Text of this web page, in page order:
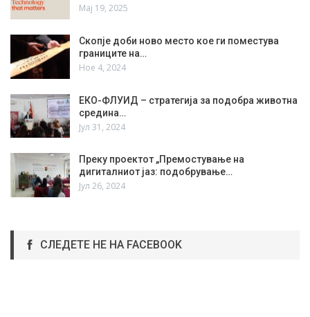
Мај 19, 2025
Скопје доби ново место кое ги поместува
границите на…
Ное 4, 2024
ЕКО-ФЛУИД – стратегија за подобра животна
средина…
Јул 31, 2024
Преку проектот „Премостување на
дигиталниот јаз: подобрување…
Јул 26, 2024
СЛЕДЕТЕ НЕ НА FACEBOOK